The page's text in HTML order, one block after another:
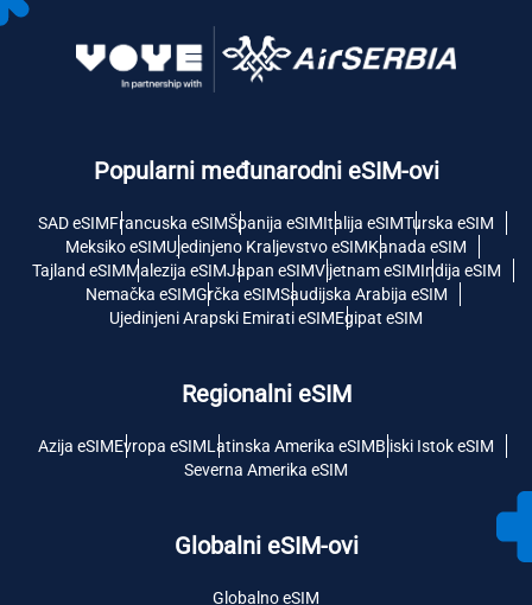
Popularni međunarodni eSIM-ovi
SAD eSIMFrancuska eSIMŠpanija eSIMItalija eSIMTurska eSIM
Meksiko eSIMUjedinjeno Kraljevstvo eSIMKanada eSIM
Tajland eSIMMalezija eSIMJapan eSIMVijetnam eSIMIndija eSIM
Nemačka eSIMGrčka eSIMSaudijska Arabija eSIM
Ujedinjeni Arapski Emirati eSIMEgipat eSIM
Regionalni eSIM
Azija eSIMEvropa eSIMLatinska Amerika eSIMBliski Istok eSIM
Severna Amerika eSIM
Globalni eSIM-ovi
Globalno eSIM